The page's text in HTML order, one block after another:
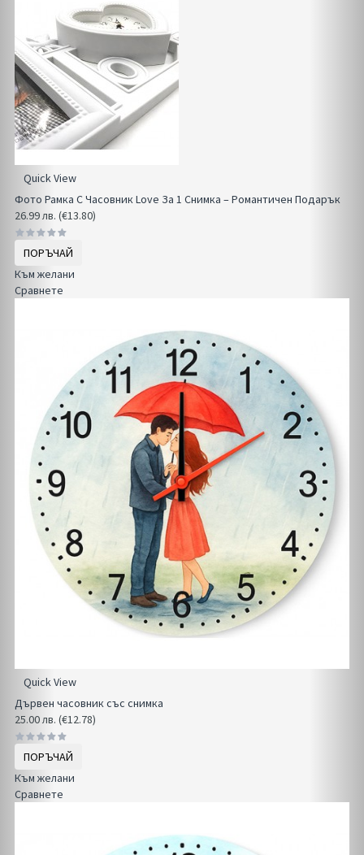
Quick View
Фото Рамка С Часовник Love За 1 Снимка – Романтичен Подарък
26.99 лв. (€13.80)
ПОРЪЧАЙ
Към желани
Сравнете
Quick View
Дървен часовник със снимка
25.00 лв. (€12.78)
ПОРЪЧАЙ
Към желани
Сравнете